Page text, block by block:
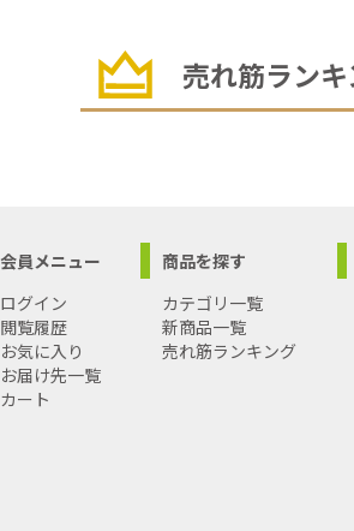
売れ筋ラン
会員メニュー
ログイン
閲覧履歴
お気に入り
お届け先一覧
カート
商品を探す
カテゴリ一覧
新商品一覧
売れ筋ランキング